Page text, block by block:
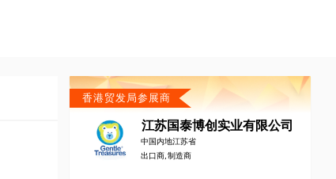
香港贸发局参展商
江苏国泰博创实业有限公司
中国内地江苏省
出口商, 制造商